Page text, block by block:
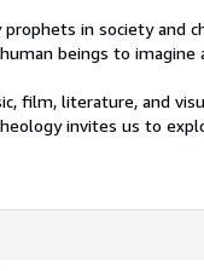
in society and
beings to imagine
film, literature, and
invites us to